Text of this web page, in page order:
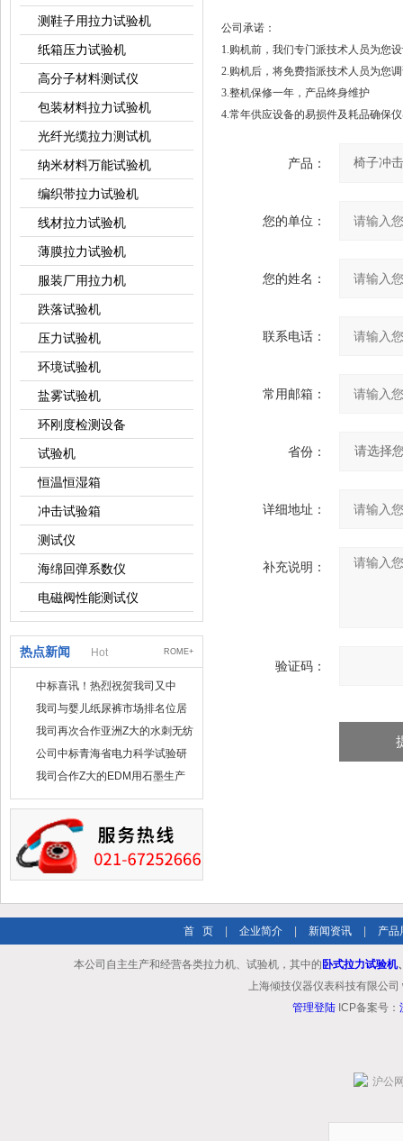
测鞋子用拉力试验机
纸箱压力试验机
高分子材料测试仪
包装材料拉力试验机
光纤光缆拉力测试机
纳米材料万能试验机
编织带拉力试验机
线材拉力试验机
薄膜拉力试验机
服装厂用拉力机
跌落试验机
压力试验机
环境试验机
盐雾试验机
环刚度检测设备
试验机
恒温恒湿箱
冲击试验箱
测试仪
海绵回弹系数仪
电磁阀性能测试仪
热点新闻 Hot ROME+
中标喜讯！热烈祝贺我司又中
标！
我司与婴儿纸尿裤市场排名位居
名的全日美实业合作成功！
我司再次合作亚洲Z大的水刺无纺
布供应商-南六企业！
公司中标青海省电力科学试验研
究院！
我司合作Z大的EDM用石墨生产
公司承诺：
1.购机前，我们专门派技术人员为您
2.购机后，将免费指派技术人员为您
3.整机保修一年，产品终身维护
4.常年供应设备的易损件及耗品确保
产品：
您的单位：
您的姓名：
联系电话：
常用邮箱：
省份：
详细地址：
补充说明：
验证码：
首 页 企业简介 新闻资讯 产品
本公司自主生产和经营各类拉力机、试验机，其中的 卧式拉力试验机
上海倾技仪器仪表科技有限公
管理登陆 ICP备案号：
沪公